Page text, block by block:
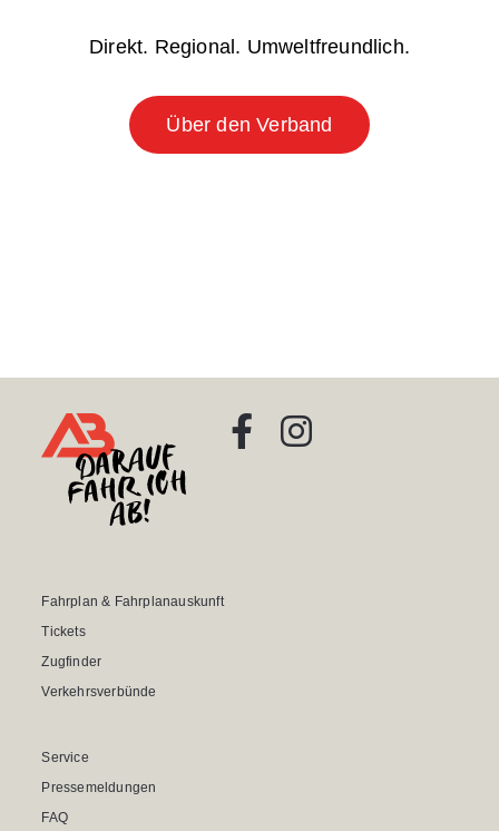
Direkt. Regional. Umweltfreundlich.
Über den Verband
Fahrplan & Fahrplanauskunft
Tickets
Zugfinder
Verkehrsverbünde
Service
Pressemeldungen
FAQ